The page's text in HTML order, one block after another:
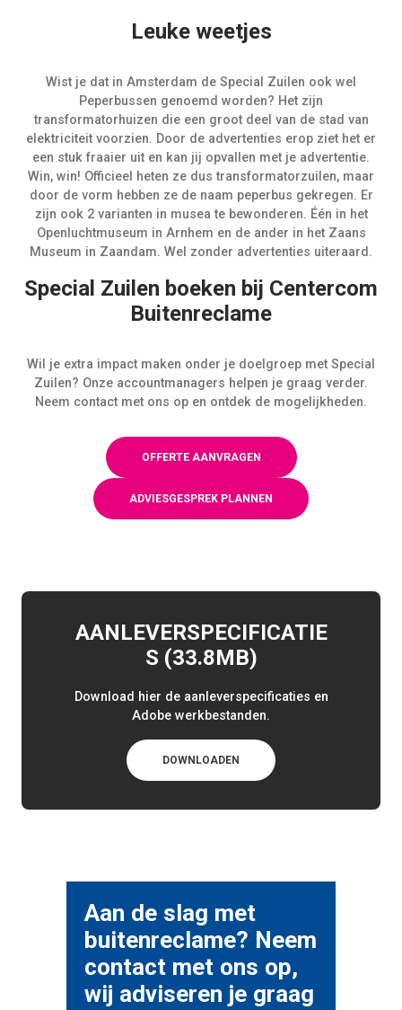
Leuke weetjes
Wist je dat in Amsterdam de Special Zuilen ook wel
Peperbussen genoemd worden? Het zijn
transformatorhuizen die een groot deel van de stad van
elektriciteit voorzien. Door de advertenties erop ziet het er
een stuk fraaier uit en kan jij opvallen met je advertentie.
Win, win! Officieel heten ze dus transformatorzuilen, maar
door de vorm hebben ze de naam peperbus gekregen. Er
zijn ook 2 varianten in musea te bewonderen. Één in het
Openluchtmuseum in Arnhem en de ander in het Zaans
Museum in Zaandam. Wel zonder advertenties uiteraard.
Special Zuilen boeken bij Centercom
Buitenreclame
Wil je extra impact maken onder je doelgroep met Special
Zuilen? Onze accountmanagers helpen je graag verder.
Neem contact met ons op en ontdek de mogelijkheden.
OFFERTE AANVRAGEN
ADVIESGESPREK PLANNEN
AANLEVERSPECIFICATIE
S (33.8MB)
Download hier de aanleverspecificaties en
Adobe werkbestanden.
DOWNLOADEN
Aan de slag met
buitenreclame? Neem
contact met ons op,
wij adviseren je graag